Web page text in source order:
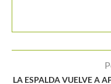
LA ESPALDA VUELVE A